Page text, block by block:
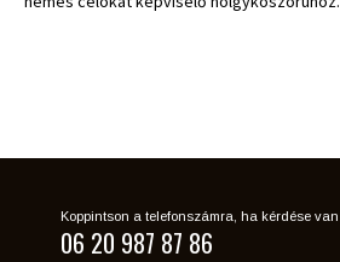
Koppintson a telefonszámra, ha kérdése van
06 20 987 87 86